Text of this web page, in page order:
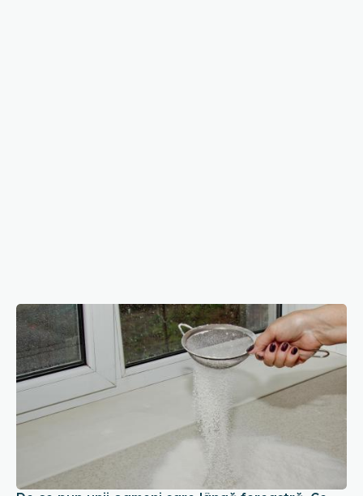
De ce pun unii oameni sare lângă fereastră. Ce
spune știința despre acest obicei